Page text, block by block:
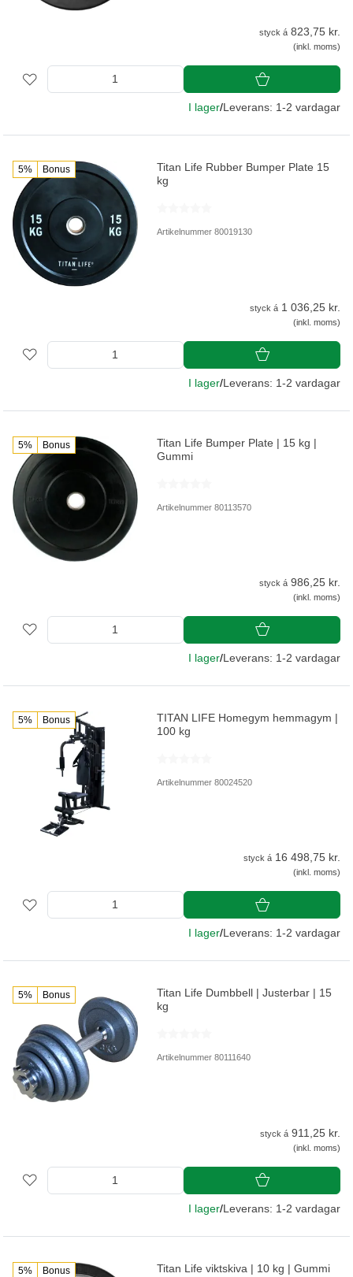
styck á 823,75 kr.
(inkl. moms)
I lager/Leverans: 1-2 vardagar
5% Bonus
Titan Life Rubber Bumper Plate 15
kg
Artikelnummer 80019130
styck á 1 036,25 kr.
(inkl. moms)
I lager/Leverans: 1-2 vardagar
5% Bonus
Titan Life Bumper Plate | 15 kg |
Gummi
Artikelnummer 80113570
styck á 986,25 kr.
(inkl. moms)
I lager/Leverans: 1-2 vardagar
5% Bonus
TITAN LIFE Homegym hemmagym |
100 kg
Artikelnummer 80024520
styck á 16 498,75 kr.
(inkl. moms)
I lager/Leverans: 1-2 vardagar
5% Bonus
Titan Life Dumbbell | Justerbar | 15
kg
Artikelnummer 80111640
styck á 911,25 kr.
(inkl. moms)
I lager/Leverans: 1-2 vardagar
5% Bonus Titan Life viktskiva | 10 kg | Gummi